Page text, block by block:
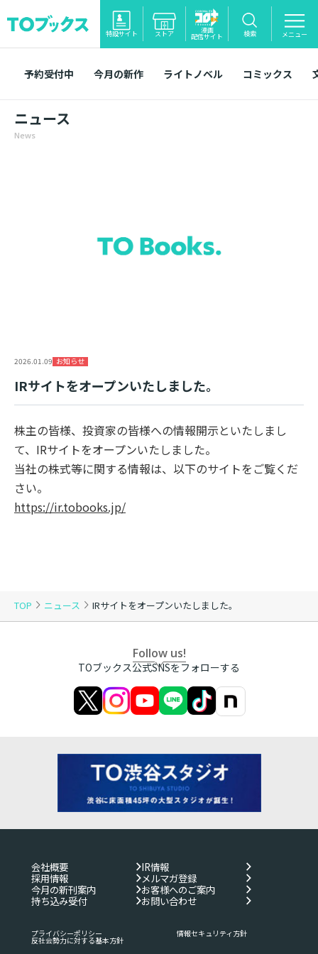
特設サイト ストア 漫画
配信サイト 検索 メニュー
予約受付中 今月の新作 ライトノベル コミックス
TOP ニュース IRサイトをオープンいたしました。
ニュース
News
2026.01.09 お知らせ
IRサイトをオープンいたしました。
株主の皆様、投資家の皆様への情報開示といたしまし
て、IRサイトをオープンいたしました。
当社の株式等に関する情報は、以下のサイトをご覧くだ
さい。
https://ir.tobooks.jp/
Follow us!
TOブックス公式SNSをフォローする
会社概要
IR情報
採用情報
メルマガ登録
今月の新刊案内
お客様へのご案内
持ち込み受付
お問い合わせ
プライバシーポリシー 情報セキュリティ方針
反社会勢力に対する基本方針